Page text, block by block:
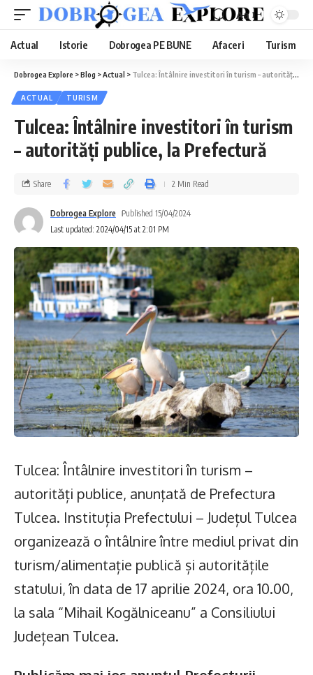
Aa
Actual Istorie Dobrogea PE BUNE Afaceri Turism
Dobrogea Explore >Blog >Actual > Tulcea: Întâlnire investitori în turism – autorități publice, la Prefectură
ACTUAL TURISM
Tulcea: Întâlnire investitori în turism
– autorități publice, la Prefectură
Last updated: 2024/04/15 at 2:01 PM
Dobrogea Explore Published 15/04/2024
Share 2 Min Read
Tulcea: Întâlnire investitori în turism –
autorități publice, anunţată de Prefectura
Tulcea. Instituția Prefectului – Județul Tulcea
organizează o întâlnire între mediul privat din
turism/alimentație publică și autoritățile
statului, în data de 17 aprilie 2024, ora 10.00,
la sala “Mihail Kogălniceanu” a Consiliului
Județean Tulcea.